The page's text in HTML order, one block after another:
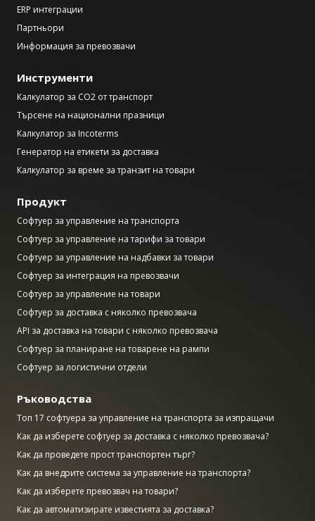
ERP интеграции
Партньори
Информация за превозвачи
Инструменти
Калкулатор за CO2 от транспорт
Търсене на национални празници
Калкулатор за Incoterms
Генератор на етикети за доставка
Калкулатор за време за транзит на товари
Продукт
Софтуер за управление на транспорта
Софтуер за управление на тарифи за товари
Софтуер за управление на надбавки за товари
Софтуер за интеграция на превозвачи
Софтуер за управление на товари
Софтуер за доставка с няколко превозвача
API за доставка на товари с няколко превозвача
Софтуер за планиране на товарене на рампи
Софтуер за логистични отдели
Ръководства
Топ 17 софтуера за управление на транспорта за изпращачи
Как да изберете софтуер за доставка с няколко превозвача?
Как да проведете прост транспортен търг?
Как да внедрите система за управление на транспорта?
Как да изберете превозвач на товари?
Как да автоматизирате известията за доставка?